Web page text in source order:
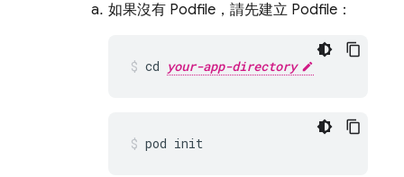
如果沒有 Podfile，請先建立 Podfile：
cd your-app-directory
pod init